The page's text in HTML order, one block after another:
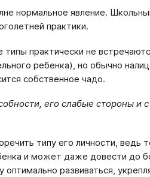
нормальное явление.
практики.
практически не
ребенка), но обычно
собственное чадо.
его слабые стороны и
типу его личности,
и может даже довести до
развиваться,